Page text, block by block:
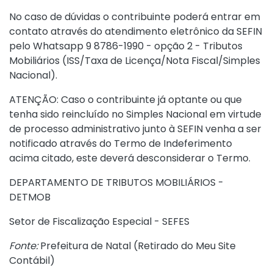
No caso de dúvidas o contribuinte poderá entrar em
contato através do atendimento eletrônico da SEFIN
pelo Whatsapp 9 8786-1990 - opção 2 - Tributos
Mobiliários (ISS/Taxa de Licença/Nota Fiscal/Simples
Nacional).
ATENÇÃO: Caso o contribuinte já optante ou que
tenha sido reincluído no Simples Nacional em virtude
de processo administrativo junto à SEFIN venha a ser
notificado através do Termo de Indeferimento
acima citado, este deverá desconsiderar o Termo.
DEPARTAMENTO DE TRIBUTOS MOBILIÁRIOS -
DETMOB
Setor de Fiscalização Especial - SEFES
Fonte:Prefeitura de Natal (Retirado do Meu Site
Contábil)